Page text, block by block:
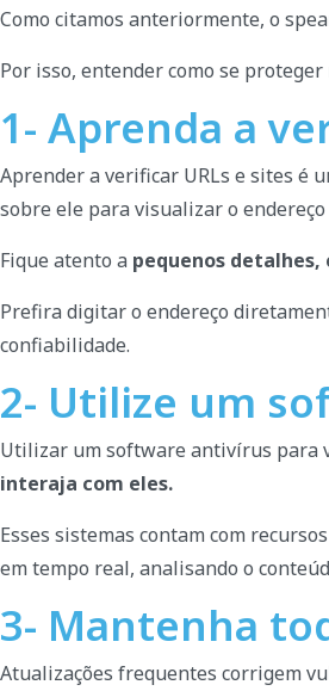
Como citamos anteriormente, o
Por isso, entender como se
1- Aprenda a
Aprender a verificar URLs e sites é
sobre ele para visualizar o
Fique atento a pequenos
Prefira digitar o endereço
confiabilidade.
2- Utilize um
Utilizar um software antivírus para
interaja com eles.
Esses sistemas contam com
em tempo real, analisando o
3- Mantenha
Atualizações frequentes corrigem